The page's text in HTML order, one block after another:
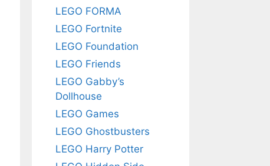
LEGO FORMA
LEGO Fortnite
LEGO Foundation
LEGO Friends
LEGO Gabby’s
Dollhouse
LEGO Games
LEGO Ghostbusters
LEGO Harry Potter